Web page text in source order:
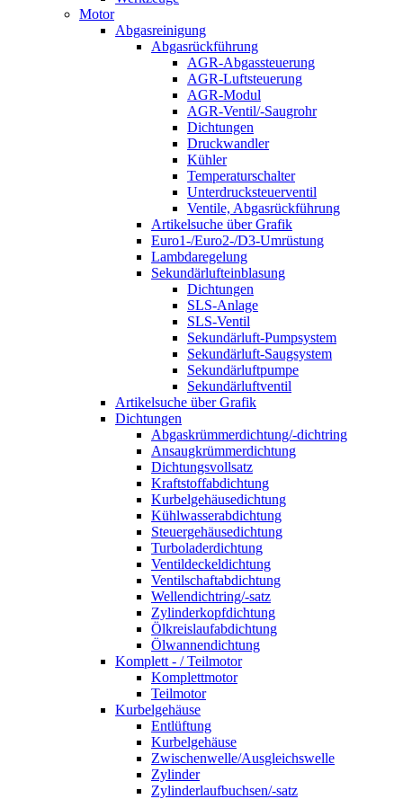
Motor
Abgasreinigung
Abgasrückführung
AGR-Abgassteuerung
AGR-Luftsteuerung
AGR-Modul
AGR-Ventil/-Saugrohr
Dichtungen
Druckwandler
Kühler
Temperaturschalter
Unterdrucksteuerventil
Ventile, Abgasrückführung
Artikelsuche über Grafik
Euro1-/Euro2-/D3-Umrüstung
Lambdaregelung
Sekundärlufteinblasung
Dichtungen
SLS-Anlage
SLS-Ventil
Sekundärluft-Pumpsystem
Sekundärluft-Saugsystem
Sekundärluftpumpe
Sekundärluftventil
Artikelsuche über Grafik
Dichtungen
Abgaskrümmerdichtung/-dichtring
Ansaugkrümmerdichtung
Dichtungsvollsatz
Kraftstoffabdichtung
Kurbelgehäusedichtung
Kühlwasserabdichtung
Steuergehäusedichtung
Turboladerdichtung
Ventildeckeldichtung
Ventilschaftabdichtung
Wellendichtring/-satz
Zylinderkopfdichtung
Ölkreislaufabdichtung
Ölwannendichtung
Komplett - / Teilmotor
Komplettmotor
Teilmotor
Kurbelgehäuse
Entlüftung
Kurbelgehäuse
Zwischenwelle/Ausgleichswelle
Zylinder
Zylinderlaufbuchsen/-satz